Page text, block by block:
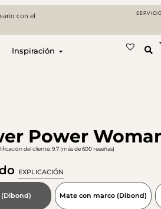
con el
Inspiración
Power
del cliente: 9.7 (más de 600 reseñas)
EXPLICACIÓN
Mate con marco (Dibond)